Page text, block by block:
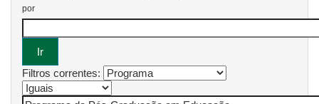
por
Filtros correntes: